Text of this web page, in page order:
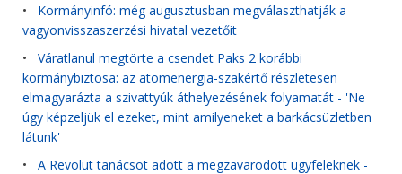
• Kormányinfó: még augusztusban megválaszthatják a
vagyonvisszaszerzési hivatal vezetőit
• Váratlanul megtörte a csendet Paks 2 korábbi
kormánybiztosa: az atomenergia-szakértő részletesen
elmagyarázta a szivattyúk áthelyezésének folyamatát - 'Ne
úgy képzeljük el ezeket, mint amilyeneket a barkácsüzletben
látunk'
• A Revolut tanácsot adott a megzavarodott ügyfeleknek -